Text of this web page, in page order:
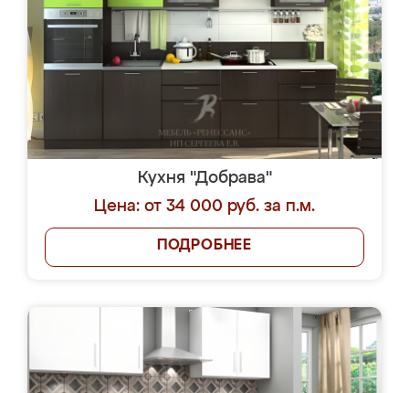
Кухня "Добрава"
Цена: от 34 000 руб. за п.м.
ПОДРОБНЕЕ